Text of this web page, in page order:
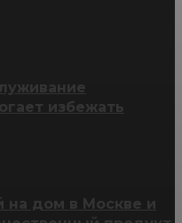
избежать
на дом в Москве и